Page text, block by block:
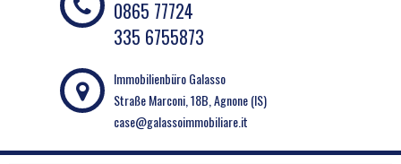
0865 77724
335 6755873
Immobilienbüro Galasso
Straße Marconi, 18B, Agnone (IS)
case@galassoimmobiliare.it